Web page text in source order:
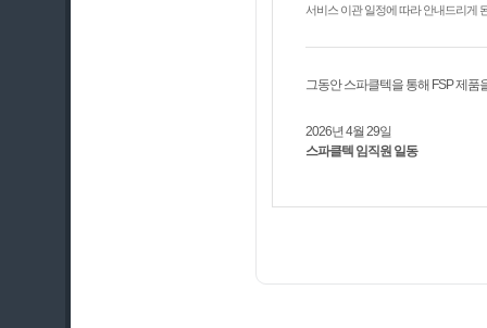
서비스 이관 일정에 따라 안내드리게
그동안 스파클텍을 통해 FSP 제
2026년 4월 29일
스파클텍 임직원 일동